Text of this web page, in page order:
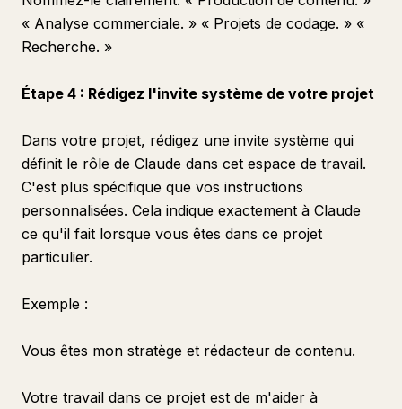
« Analyse commerciale. » « Projets de codage. » «
Recherche. »
Étape 4 : Rédigez l'invite système de votre projet
Dans votre projet, rédigez une invite système qui
définit le rôle de Claude dans cet espace de travail.
C'est plus spécifique que vos instructions
personnalisées. Cela indique exactement à Claude
ce qu'il fait lorsque vous êtes dans ce projet
particulier.
Exemple :
Vous êtes mon stratège et rédacteur de contenu.
Votre travail dans ce projet est de m'aider à